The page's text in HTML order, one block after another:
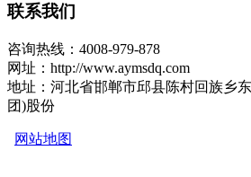
联系我们
咨询热线：4008-979-878
网址：http://www.aymsdq.com
地址：河北省邯郸市邱县陈村回族乡
团)股份
网站地图